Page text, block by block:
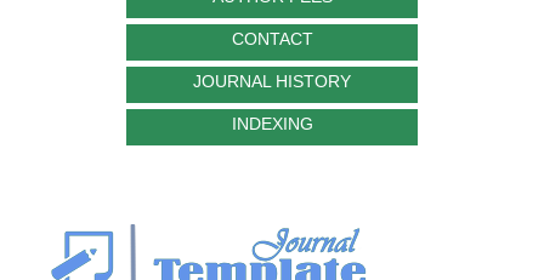
CONTACT
JOURNAL HISTORY
INDEXING